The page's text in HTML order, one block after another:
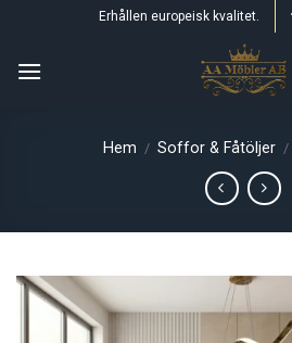
content
Erhållen europeisk kvalitet.
Hem / Soffor & Fåtöljer /